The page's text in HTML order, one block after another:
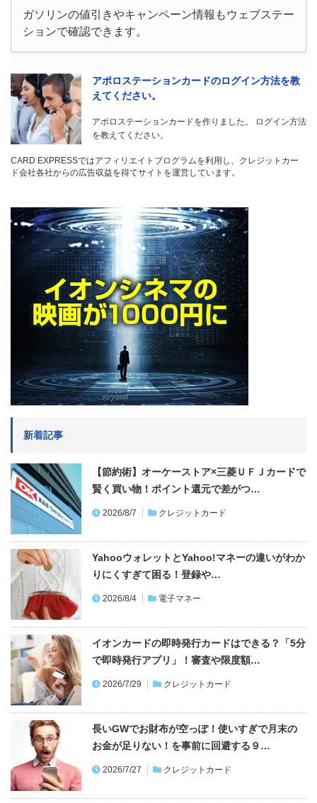
ガソリンの値引きやキャンペーン情報もウェブステー
ションで確認できます。
アポロステーションカードのログイン方法を教
えてください。
アポロステーションカードを作りました。 ログイン方法
を教えてください。
CARD EXPRESSではアフィリエイトプログラムを利用し、クレジットカー
ド会社各社からの広告収益を得てサイトを運営しています。
新着記事
【節約術】オーケーストア×三菱ＵＦＪカードで
賢く買い物！ポイント還元で差がつ…
2026/8/7 クレジットカード
YahooウォレットとYahoo!マネーの違いがわか
りにくすぎて困る！登録や…
2026/8/4 電子マネー
イオンカードの即時発行カードはできる？「5分
で即時発行アプリ」！審査や限度額…
2026/7/29 クレジットカード
長いGWでお財布が空っぽ！使いすぎで月末の
お金が足りない！を事前に回避する９…
2026/7/27 クレジットカード